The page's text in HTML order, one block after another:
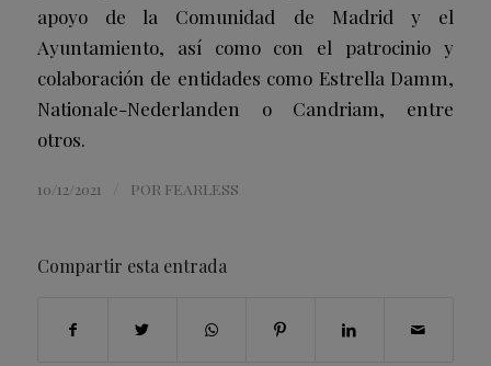
apoyo de la Comunidad de Madrid y el
Ayuntamiento, así como con el patrocinio y
colaboración de entidades como Estrella Damm,
Nationale-Nederlanden o Candriam, entre
otros.
10/12/2021 POR FEARLESS
Compartir esta entrada